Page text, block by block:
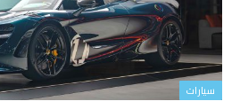
سيارات